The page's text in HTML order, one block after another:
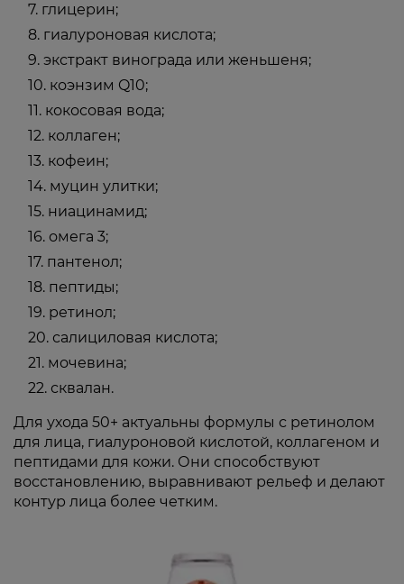
глицерин;
гиалуроновая кислота;
экстракт винограда или женьшеня;
коэнзим Q10;
кокосовая вода;
коллаген;
кофеин;
муцин улитки;
ниацинамид;
омега 3;
пантенол;
пептиды;
ретинол;
салициловая кислота;
мочевина;
сквалан.
Для ухода 50+ актуальны формулы с ретинолом
для лица, гиалуроновой кислотой, коллагеном и
пептидами для кожи. Они способствуют
восстановлению, выравнивают рельеф и делают
контур лица более четким.